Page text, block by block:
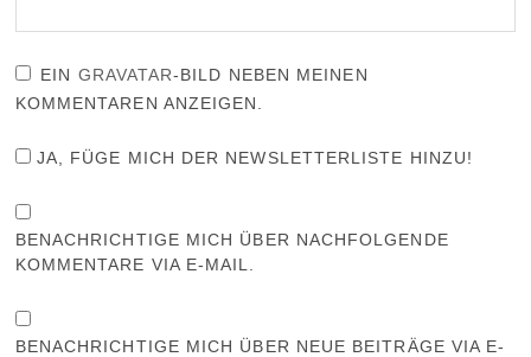
EIN GRAVATAR-BILD NEBEN MEINEN
KOMMENTAREN ANZEIGEN.
JA, FÜGE MICH DER NEWSLETTERLISTE HINZU!
BENACHRICHTIGE MICH ÜBER NACHFOLGENDE
KOMMENTARE VIA E-MAIL.
BENACHRICHTIGE MICH ÜBER NEUE BEITRÄGE VIA E-